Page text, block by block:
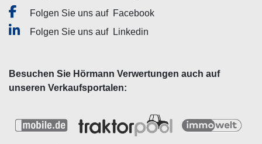
Folgen Sie uns auf Facebook
Folgen Sie uns auf
Linkedin
Besuchen Sie Hörmann Verwertungen auch auf
unseren Verkaufsportalen: